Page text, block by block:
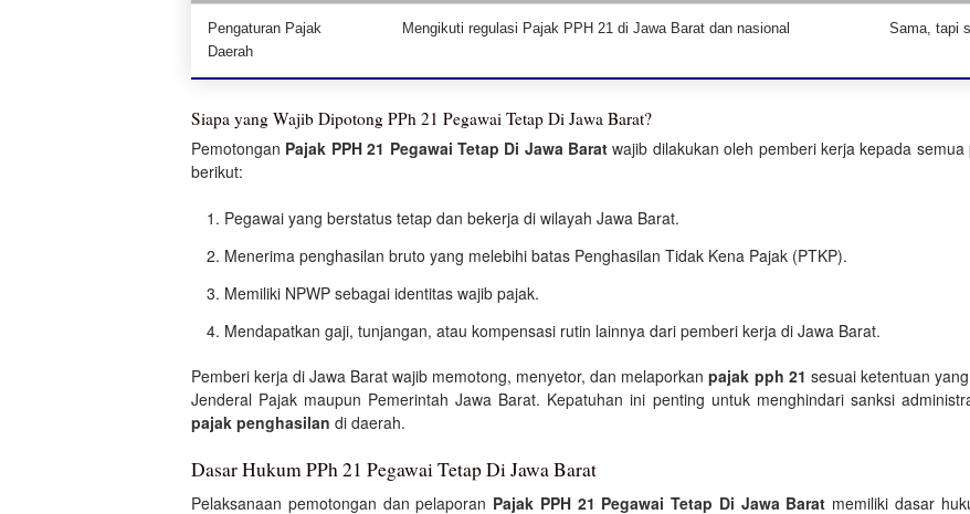
Pengaturan Pajak
Daerah
Mengikuti regulasi Pajak PPH 21 di Jawa Barat dan nasional Sama, tapi
Siapa yang Wajib Dipotong PPh 21 Pegawai Tetap Di Jawa Barat?
Pemotongan Pajak PPH 21 Pegawai Tetap Di Jawa Barat wajib dilakukan oleh pemberi kerja kepada
berikut:
Pegawai yang berstatus tetap dan bekerja di wilayah Jawa Barat.
Menerima penghasilan bruto yang melebihi batas Penghasilan Tidak Kena Pajak (PTKP).
Memiliki NPWP sebagai identitas wajib pajak.
Mendapatkan gaji, tunjangan, atau kompensasi rutin lainnya dari pemberi kerja di Jawa Barat.
Pemberi kerja di Jawa Barat wajib memotong, menyetor, dan melaporkanpajak pph 21 sesuai ketentuan
Jenderal Pajak maupun Pemerintah Jawa Barat. Kepatuhan ini penting untuk menghindari sanksi
pajak penghasilan di daerah.
Dasar Hukum PPh 21 Pegawai Tetap Di Jawa Barat
Pelaksanaan pemotongan dan pelaporan Pajak PPH 21 Pegawai Tetap Di Jawa Barat memiliki dasar